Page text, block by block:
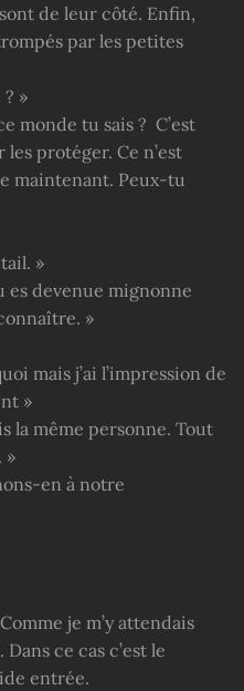
de leur côté. Enfin,
par les petites
»
monde tu sais ? C’est
protéger. Ce n’est
maintenant. Peux-tu
»
es devenue mignonne
»
mais j’ai l’impression de
»
la même personne. Tout
»
en à notre
je m’y attendais
ce cas c’est le
entrée.